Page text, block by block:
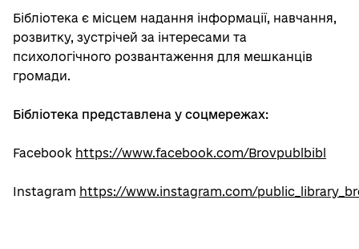
Бібліотека є місцем надання інформації, навчання,
розвитку, зустрічей за інтересами та
психологічного розвантаження для мешканців
громади.
Бібліотека представлена у соцмережах:
Facebook https://www.facebook.com/Brovpublbibl
Instagram https://www.instagram.com/